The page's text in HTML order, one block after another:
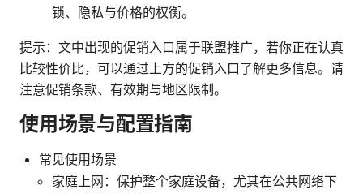
锁、隐私与价格的权衡。
提示：文中出现的促销入口属于联盟推广，若你正在认真
比较性价比，可以通过上方的促销入口了解更多信息。请
注意促销条款、有效期与地区限制。
使用场景与配置指南
常见使用场景
家庭上网：保护整个家庭设备，尤其在公共网络下